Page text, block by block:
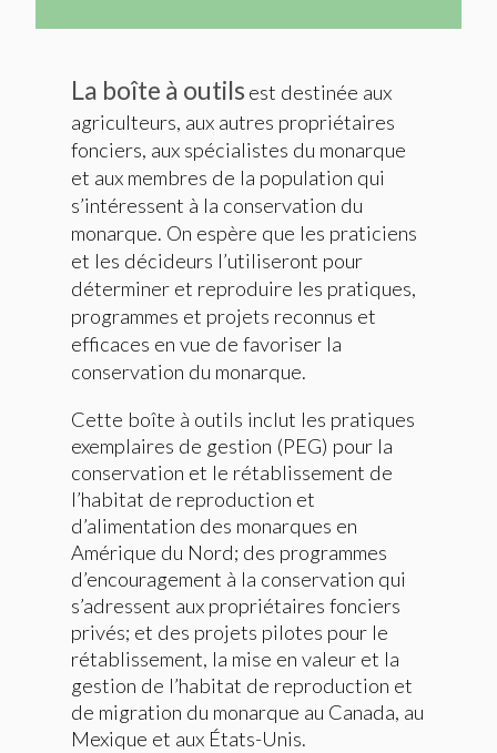
La boîte à outils est destinée aux
agriculteurs, aux autres propriétaires
fonciers, aux spécialistes du monarque
et aux membres de la population qui
s’intéressent à la conservation du
monarque. On espère que les praticiens
et les décideurs l’utiliseront pour
déterminer et reproduire les pratiques,
programmes et projets reconnus et
efficaces en vue de favoriser la
conservation du monarque.
Cette boîte à outils inclut les pratiques
exemplaires de gestion (PEG) pour la
conservation et le rétablissement de
l’habitat de reproduction et
d’alimentation des monarques en
Amérique du Nord; des programmes
d’encouragement à la conservation qui
s’adressent aux propriétaires fonciers
privés; et des projets pilotes pour le
rétablissement, la mise en valeur et la
gestion de l’habitat de reproduction et
de migration du monarque au Canada, au
Mexique et aux États-Unis.